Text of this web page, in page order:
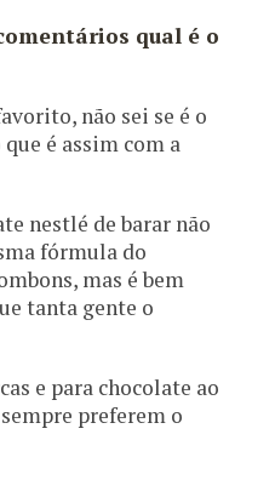
qual é o
não sei se é o
é assim com a
nestlé de barar não
fórmula do
mas é bem
tanta gente o
e para chocolate ao
preferem o